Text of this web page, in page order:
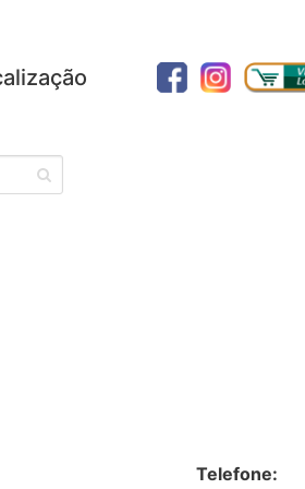
Telefone: